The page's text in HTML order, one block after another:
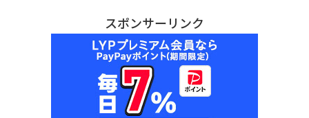
スポンサーリンク